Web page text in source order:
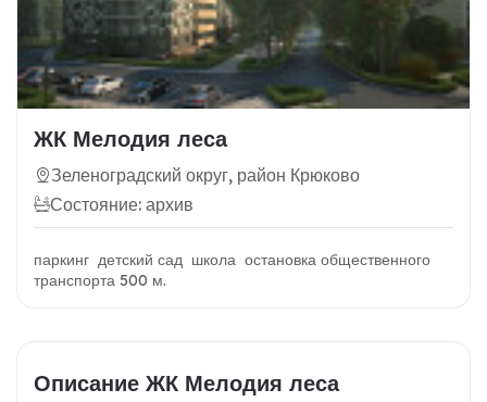
ЖК Мелодия леса
Зеленоградский округ, район Крюково
Состояние: архив
паркинг детский сад школа остановка общественного
транспорта 500 м.
Описание ЖК Мелодия леса